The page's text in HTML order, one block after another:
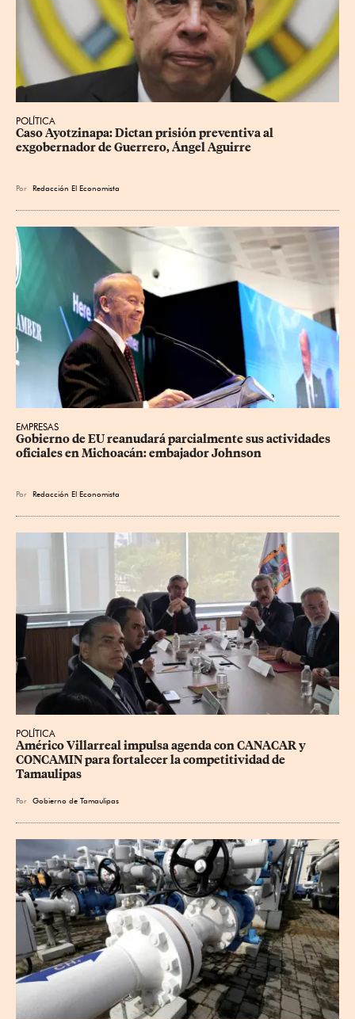
POLÍTICA
Caso Ayotzinapa: Dictan prisión preventiva al
exgobernador de Guerrero, Ángel Aguirre
Por Redacción El Economista
EMPRESAS
Gobierno de EU reanudará parcialmente sus actividades
oficiales en Michoacán: embajador Johnson
Por Redacción El Economista
POLÍTICA
Américo Villarreal impulsa agenda con CANACAR y
CONCAMIN para fortalecer la competitividad de
Tamaulipas
Por Gobierno de Tamaulipas